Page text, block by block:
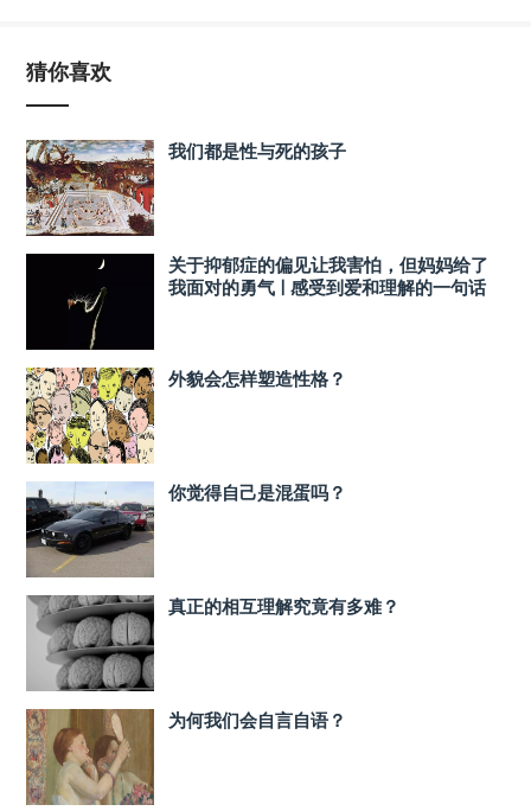
猜你喜欢
我们都是性与死的孩子
关于抑郁症的偏见让我害怕，但妈妈给了
我面对的勇气 | 感受到爱和理解的一句话
外貌会怎样塑造性格？
你觉得自己是混蛋吗？
真正的相互理解究竟有多难？
为何我们会自言自语？